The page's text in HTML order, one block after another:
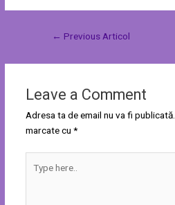
← Previous Articol
Leave a Comment
Adresa ta de email nu va fi publicată.
marcate cu *
here..